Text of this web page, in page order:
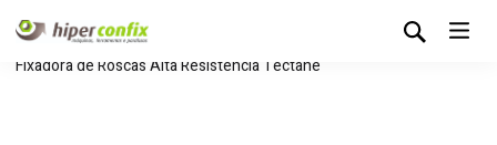
Início Loja Hipertintas Cola
Cola
Fixadora de Roscas Alta Resistência Tectane